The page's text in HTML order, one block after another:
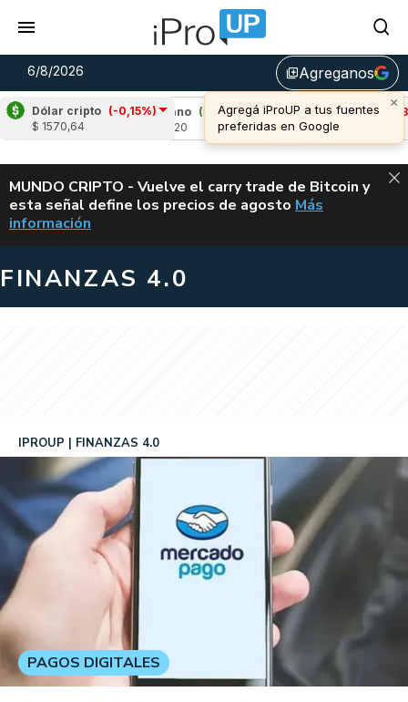
6/8/2026 library_addAgreganos
×
Agregá iProUP a tus fuentes
preferidas en Google
Dólar cripto (-0,15%)
$ 1570,64
Cardano
(5,88%)
Avalanche (-
u$s 6,47
ALERTA
MUNDO CRIPTO - Vuelve el carry trade de Bitcoin y
esta señal define los precios de agosto VUELVE EL
Más
información
FINANZAS 4.0
IPROUP FINANZAS 4.0
PAGOS DIGITALES